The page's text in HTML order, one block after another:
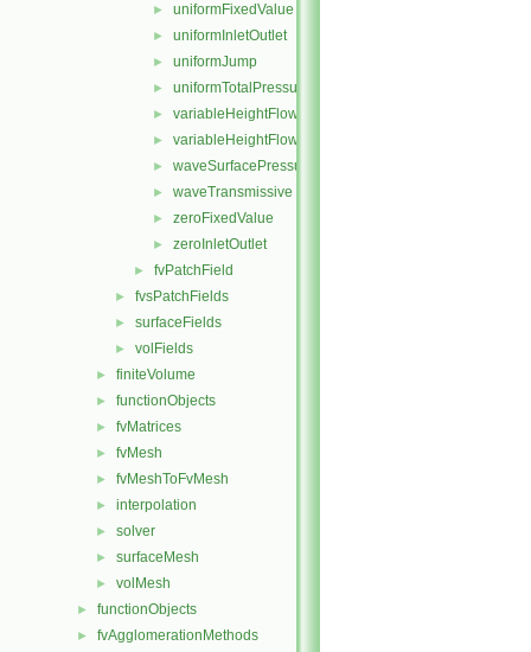
► uniformFixedValue
► uniformInletOutlet
► uniformJump
► uniformTotalPressure
► variableHeightFlowRate
► variableHeightFlowRateInletVelocity
► waveSurfacePressure
► waveTransmissive
► zeroFixedValue
► zeroInletOutlet
► fvPatchField
► fvsPatchFields
► surfaceFields
► volFields
► finiteVolume
► functionObjects
► fvMatrices
► fvMesh
► fvMeshToFvMesh
► interpolation
► solver
► surfaceMesh
► volMesh
► functionObjects
► fvAgglomerationMethods